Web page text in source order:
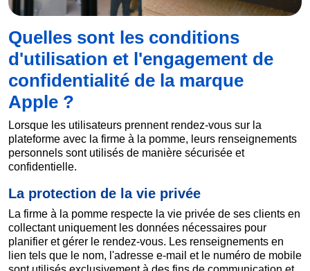
Quelles sont les conditions
d'utilisation et l'engagement de
confidentialité de la marque
Apple ?
Lorsque les utilisateurs prennent rendez-vous sur la
plateforme avec la firme à la pomme, leurs renseignements
personnels sont utilisés de manière sécurisée et
confidentielle.
La protection de la vie privée
La firme à la pomme respecte la vie privée de ses clients en
collectant uniquement les données nécessaires pour
planifier et gérer le rendez-vous. Les renseignements en
lien tels que le nom, l'adresse e-mail et le numéro de mobile